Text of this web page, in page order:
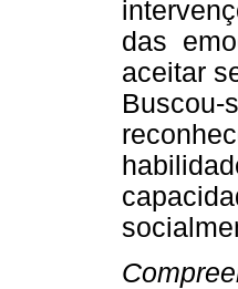
das
aceitar